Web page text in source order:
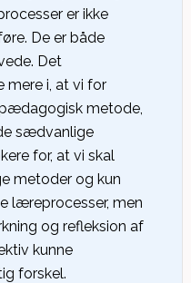
er ikke
De er både
Det
mere i, at vi for
metode,
sædvanlige
for, at vi skal
metoder og kun
læreprocesser, men
og refleksion af
kunne
forskel.